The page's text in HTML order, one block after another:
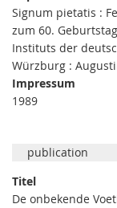
Signum pietatis :
zum 60.
Instituts der
Würzburg :
Impressum
1989
publication
Titel
De onbekende